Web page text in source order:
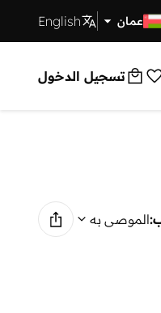
عمان English
تسجيل الدخول
الموصى به